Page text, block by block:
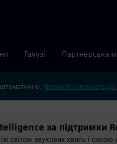
Галузі Партнерська
Перейти натомість до
за підтримки
світом звукових хвиль і силою